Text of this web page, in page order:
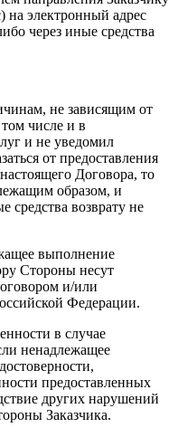
на электронный адрес
через иные средства
не зависящим от
числе и в
и не уведомил
от предоставления
Договора, то
образом, и
возврату не
выполнение
Стороны несут
и/или
Федерации.
в случае
ненадлежащее
предоставленных
других нарушений
Заказчика.